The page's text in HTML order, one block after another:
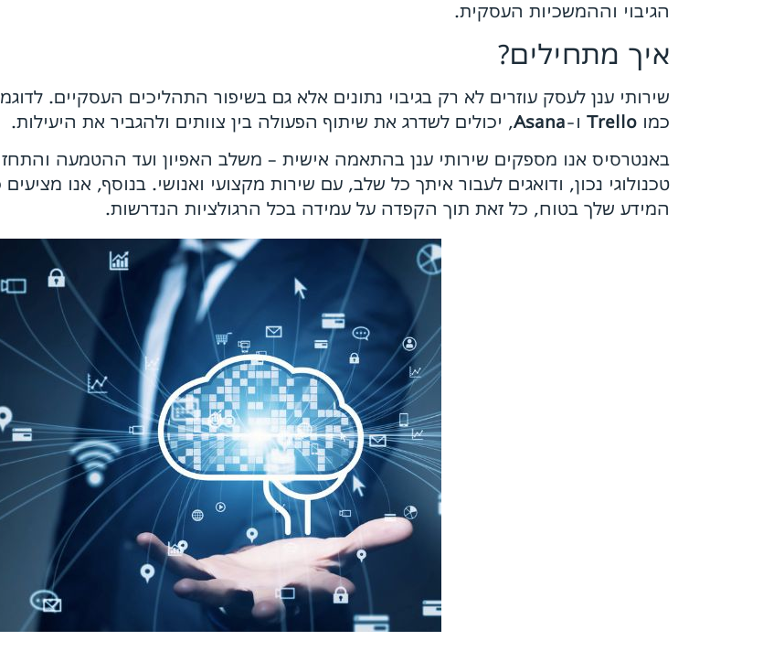
הגיבוי וההמשכיות העסקית.
איך מתחילים?
שירותי ענן לעסק עוזרים לא רק בגיבוי נתונים אלא גם בשיפור התהליכים העסקיים.
כמו Trello ו-Asana, יכולים לשדרג את שיתוף הפעולה בין צוותים ולהגביר את היעילות.
באנטרסיס אנו מספקים שירותי ענן בהתאמה אישית – משלב האפיון ועד ההטמעה
טכנולוגי נכון, ודואגים לעבור איתך כל שלב, עם שירות מקצועי ואנושי. בנוסף, אנו
המידע שלך בטוח, כל זאת תוך הקפדה על עמידה בכל הרגולציות הנדרשות.